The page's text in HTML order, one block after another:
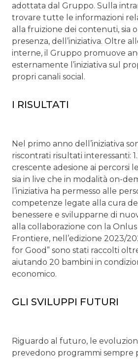
adottata dal Gruppo. Sulla
trovare tutte le informazioni
alla fruizione dei contenuti, sia
presenza, dell’iniziativa. Oltre
interne, il Gruppo promuove
esternamente l’iniziativa sul
propri canali social.
I RISULTATI
Nel primo anno dell’iniziativa
riscontrati risultati interessanti:
crescente adesione ai percorsi
sia in live che in modalità on-
l’iniziativa ha permesso alle
competenze legate alla cura
benessere e svilupparne di
alla collaborazione con la
Frontiere, nell’edizione 2023/
for Good” sono stati raccolti
aiutando 20 bambini in
economico.
GLI SVILUPPI FUTURI
Riguardo al futuro, le
prevedono programmi sempre